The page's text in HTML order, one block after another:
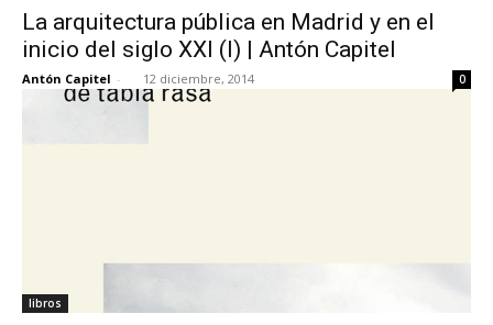
La arquitectura pública en Madrid y en el
inicio del siglo XXI (I) | Antón Capitel
Antón Capitel - 12 diciembre, 2014 0
libros